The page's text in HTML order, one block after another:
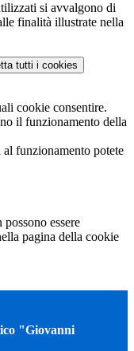
si avvalgono di
finalità illustrate nella
tutti i cookies
cookie consentire.
il funzionamento della
al funzionamento potete
essere
pagina della cookie
"Giovanni